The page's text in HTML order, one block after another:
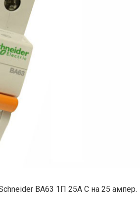
ВА63 1П 25А С на 25 ампер.